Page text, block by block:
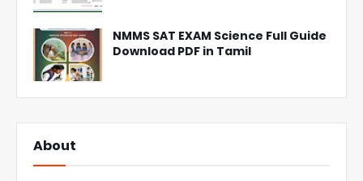
NMMS SAT EXAM Science Full Guide
Download PDF in Tamil
About